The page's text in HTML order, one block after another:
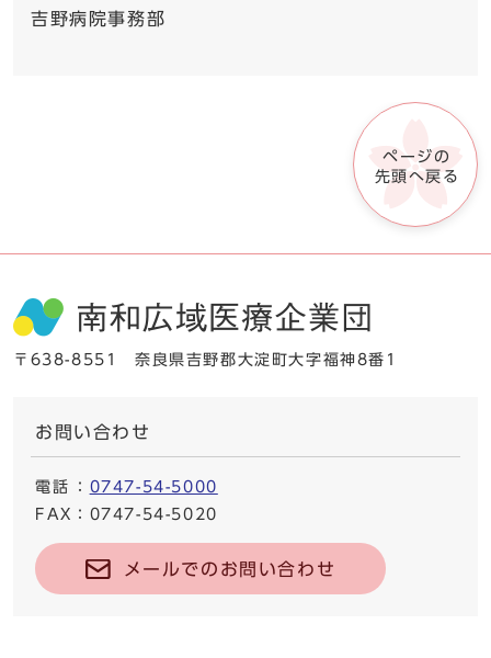
吉野病院事務部
ページの
先頭へ戻る
〒638-8551 奈良県吉野郡大淀町大字福神8番1
お問い合わせ
電話 ： 0747-54-5000
FAX ：0747-54-5020
メールでのお問い合わせ